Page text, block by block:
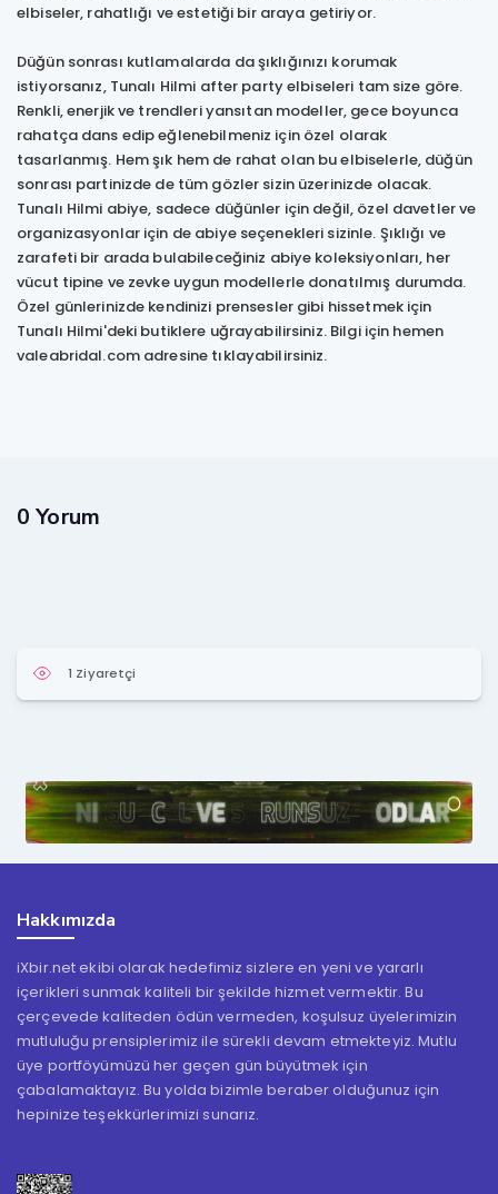
elbiseler, rahatlığı ve estetiği bir araya getiriyor.
Düğün sonrası kutlamalarda da şıklığınızı korumak
istiyorsanız, Tunalı Hilmi after party elbiseleri tam size göre.
Renkli, enerjik ve trendleri yansıtan modeller, gece boyunca
rahatça dans edip eğlenebilmeniz için özel olarak
tasarlanmış. Hem şık hem de rahat olan bu elbiselerle, düğün
sonrası partinizde de tüm gözler sizin üzerinizde olacak.
Tunalı Hilmi abiye, sadece düğünler için değil, özel davetler ve
organizasyonlar için de abiye seçenekleri sizinle. Şıklığı ve
zarafeti bir arada bulabileceğiniz abiye koleksiyonları, her
vücut tipine ve zevke uygun modellerle donatılmış durumda.
Özel günlerinizde kendinizi prensesler gibi hissetmek için
Tunalı Hilmi'deki butiklere uğrayabilirsiniz. Bilgi için hemen
valeabridal.com adresine tıklayabilirsiniz.
0 Yorum
1 Ziyaretçi
Hakkımızda
iXbir.net ekibi olarak hedefimiz sizlere en yeni ve yararlı
içerikleri sunmak kaliteli bir şekilde hizmet vermektir. Bu
çerçevede kaliteden ödün vermeden, koşulsuz üyelerimizin
mutluluğu prensiplerimiz ile sürekli devam etmekteyiz. Mutlu
üye portföyümüzü her geçen gün büyütmek için
çabalamaktayız. Bu yolda bizimle beraber olduğunuz için
hepinize teşekkürlerimizi sunarız.